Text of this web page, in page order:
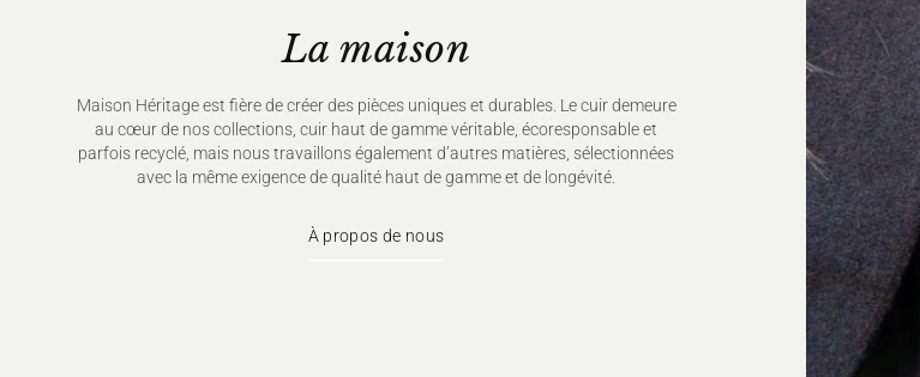
La maison
Maison Héritage est fière de créer des pièces uniques et durables. Le cuir demeure
au cœur de nos collections, cuir haut de gamme véritable, écoresponsable et
parfois recyclé, mais nous travaillons également d’autres matières, sélectionnées
avec la même exigence de qualité haut de gamme et de longévité.
À propos de nous